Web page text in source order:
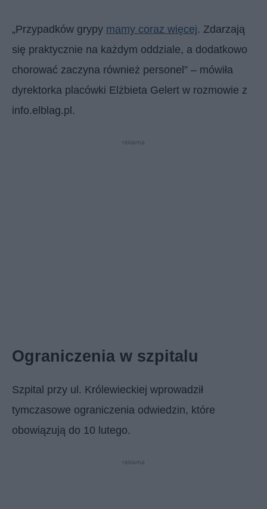
„Przypadków grypy mamy coraz więcej. Zdarzają
się praktycznie na każdym oddziale, a dodatkowo
chorować zaczyna również personel” – mówiła
dyrektorka placówki Elżbieta Gelert w rozmowie z
info.elblag.pl.
reklama
Ograniczenia w szpitalu
Szpital przy ul. Królewieckiej wprowadził
tymczasowe ograniczenia odwiedzin, które
obowiązują do 10 lutego.
reklama